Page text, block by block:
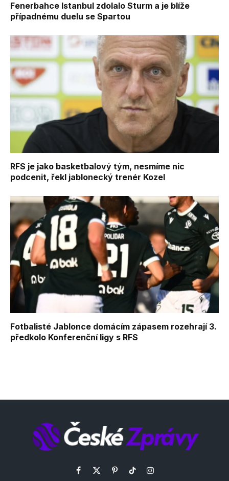
Fenerbahce Istanbul zdolalo Sturm a je blíže
případnému duelu se Spartou
RFS je jako basketbalový tým, nesmíme nic
podcenit, řekl jablonecký trenér Kozel
Fotbalisté Jablonce domácím zápasem rozehrají 3.
předkolo Konferenční ligy s RFS
Facebook
X PinterestTikTokInstagram